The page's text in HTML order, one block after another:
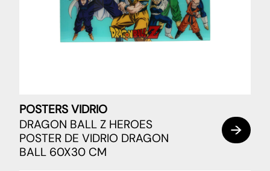
POSTERS VIDRIO
DRAGON BALL Z HEROES
POSTER DE VIDRIO DRAGON
BALL 60X30 CM